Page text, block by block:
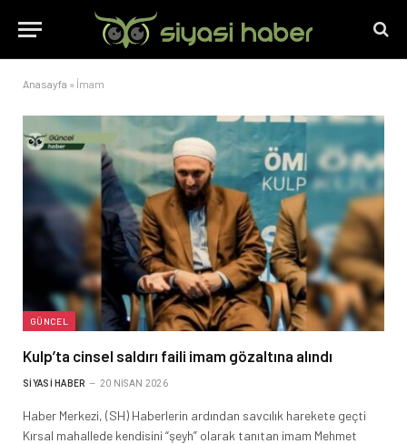
Anasayfa » İmam
GÜNCEL
Kulp’ta cinsel saldırı faili imam gözaltına alındı
SIYASI HABER 20 NISAN 2026
Haber Merkezi, (SH) Haberlerin ardından savcılık harekete geçti
Kırsal mahallede kendisini “şeyh” olarak tanıtan imam Mehmet